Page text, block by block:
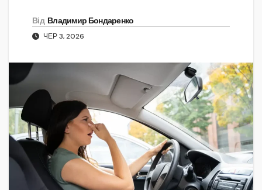
Від Владимир Бондаренко
ЧЕР 3, 2026